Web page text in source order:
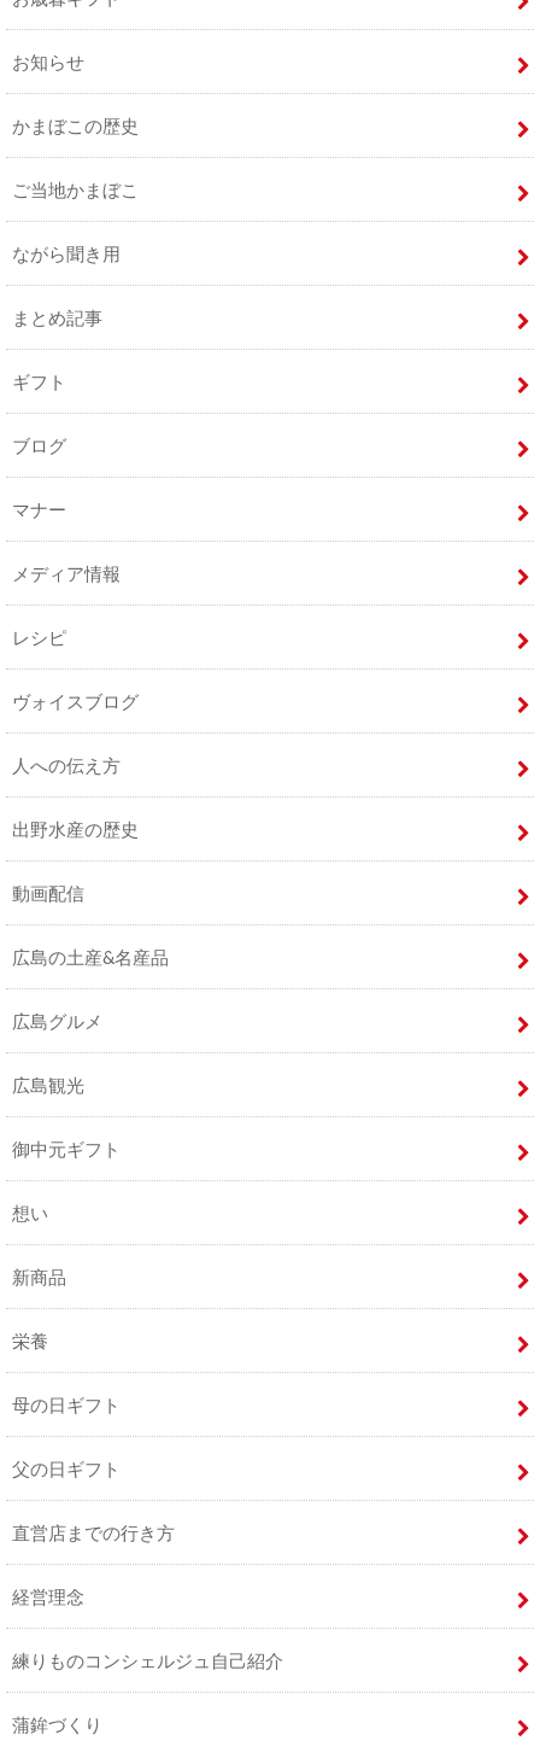
お知らせ
かまぼこの歴史
ご当地かまぼこ
ながら聞き用
まとめ記事
ギフト
ブログ
マナー
メディア情報
レシピ
ヴォイスブログ
人への伝え方
出野水産の歴史
動画配信
広島の土産&名産品
広島グルメ
広島観光
御中元ギフト
想い
新商品
栄養
母の日ギフト
父の日ギフト
直営店までの行き方
経営理念
練りものコンシェルジュ自己紹介
蒲鉾づくり